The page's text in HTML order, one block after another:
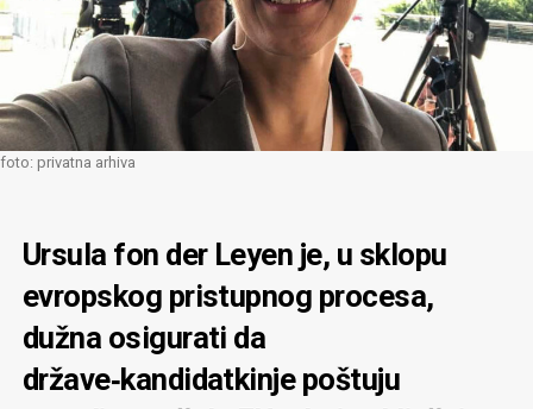
foto: privatna arhiva
Ursula fon der Leyen je, u sklopu
evropskog pristupnog procesa,
dužna osigurati da
države‑kandidatkinje poštuju